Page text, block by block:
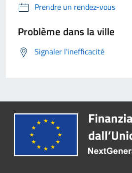
Prendre un rendez-vous
Problème dans la ville
Signaler l'inefficacité